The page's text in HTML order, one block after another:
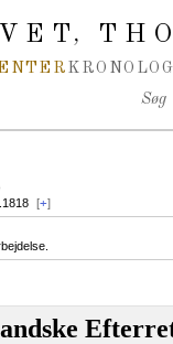
,
Søg
[+]